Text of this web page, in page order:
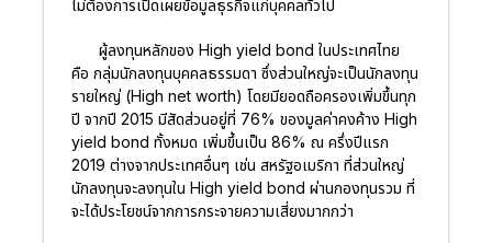
ไม่ต้องการเปิดเผยข้อมูลธุรกิจแก่บุคคลทั่วไป
ผู้ลงทุนหลักของ High yield bond ในประเทศไทย
คือ กลุ่มนักลงทุนบุคคลธรรมดา ซึ่งส่วนใหญ่จะเป็นนักลงทุน
รายใหญ่ (High net worth) โดยมียอดถือครองเพิ่มขึ้นทุก
ปี จากปี 2015 มีสัดส่วนอยู่ที่ 76% ของมูลค่าคงค้าง High
yield bond ทั้งหมด เพิ่มขึ้นเป็น 86% ณ ครึ่งปีแรก
2019 ต่างจากประเทศอื่นๆ เช่น สหรัฐอเมริกา ที่ส่วนใหญ่
นักลงทุนจะลงทุนใน High yield bond ผ่านกองทุนรวม ที่
จะได้ประโยชน์จากการกระจายความเสี่ยงมากกว่า